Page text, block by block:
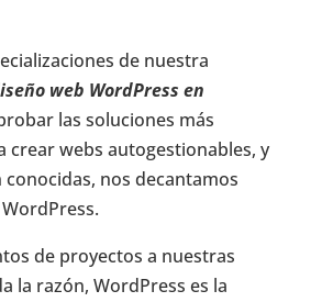
de nuestra
web WordPress en
las soluciones más
crear webs autogestionables, y
nos decantamos
de proyectos a nuestras
la razón, WordPress es la